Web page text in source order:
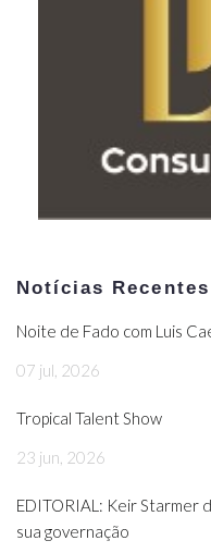
Notícias Recentes
Noite de Fado com Luis
07 jul, 2026
Tropical Talent Show
23 jun, 2026
EDITORIAL: Keir Starmer
sua governação